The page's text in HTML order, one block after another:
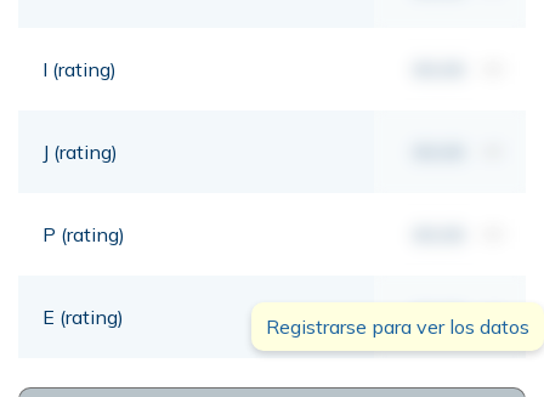
I (rating)
J (rating)
P (rating)
E (rating) 00,00 mt
Registrarse para ver los datos